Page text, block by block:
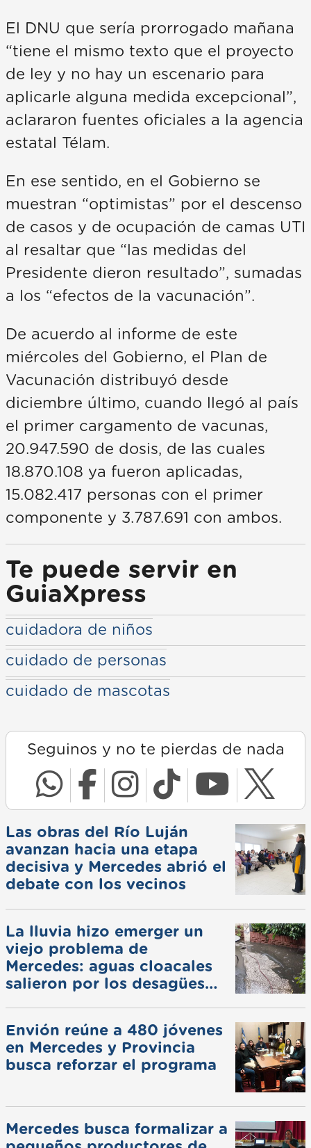
El DNU que sería prorrogado mañana
“tiene el mismo texto que el proyecto
de ley y no hay un escenario para
aplicarle alguna medida excepcional”,
aclararon fuentes oficiales a la agencia
estatal Télam.
En ese sentido, en el Gobierno se
muestran “optimistas” por el descenso
de casos y de ocupación de camas UTI
al resaltar que “las medidas del
Presidente dieron resultado”, sumadas
a los “efectos de la vacunación”.
De acuerdo al informe de este
miércoles del Gobierno, el Plan de
Vacunación distribuyó desde
diciembre último, cuando llegó al país
el primer cargamento de vacunas,
20.947.590 de dosis, de las cuales
18.870.108 ya fueron aplicadas,
15.082.417 personas con el primer
componente y 3.787.691 con ambos.
Te puede servir en
GuiaXpress
cuidadora de niños
cuidado de personas
cuidado de mascotas
Seguinos y no te pierdas de nada
Las obras del Río Luján
avanzan hacia una etapa
decisiva y Mercedes abrió el
debate con los vecinos
La lluvia hizo emerger un
viejo problema de
Mercedes: aguas cloacales
salieron por los desagües
Envión reúne a 480 jóvenes
en Mercedes y Provincia
busca reforzar el programa
Mercedes busca formalizar a